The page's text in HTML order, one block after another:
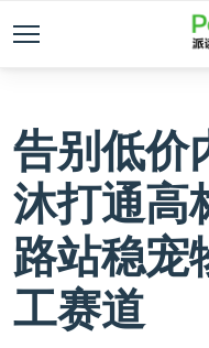
告别低价
沐打通高
路站稳宠
工赛道